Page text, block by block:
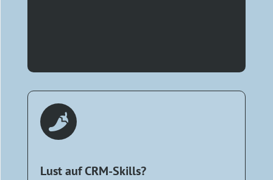

Lust auf CRM-Skills?